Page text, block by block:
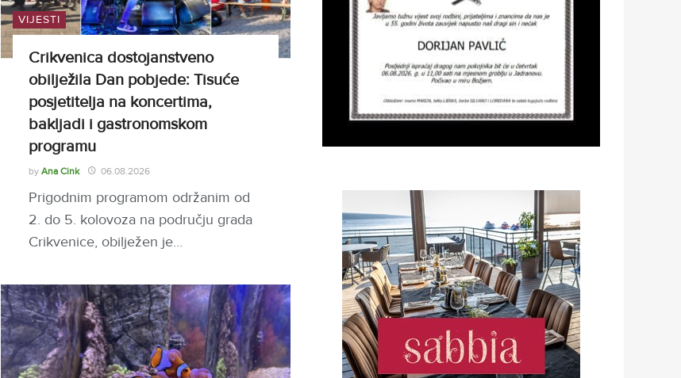
VIJESTI
Crikvenica dostojanstveno
obilježila Dan pobjede: Tisuće
posjetitelja na koncertima,
bakljadi i gastronomskom
programu
by Ana Cink 06.08.2026
Prigodnim programom održanim od
2. do 5. kolovoza na području grada
Crikvenice, obilježen je…